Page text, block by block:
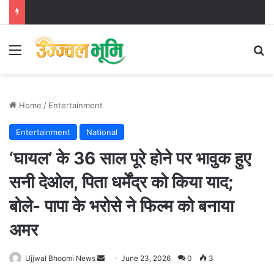
Menu
Home / Entertainment
Entertainment National
‘घायल’ के 36 साल पूरे होने पर भावुक हुए
सनी देओल, पिता धर्मेंद्र को किया याद;
बोले- पापा के भरोसे ने फिल्म को बनाया
अमर
Ujjwal Bhoomi News
SendJune 23, 2026 0 3